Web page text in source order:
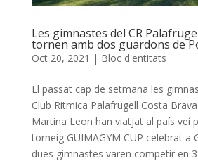
Les gimnastes del CR
tornen amb dos guardons de
Oct 20, 2021 | Bloc d'entitats
El passat cap de setmana les
Club Ritmica Palafrugell Costa
Martina Leon han viatjat al país veí
torneig GUIMAGYM CUP celebrat a
dues gimnastes varen competir en